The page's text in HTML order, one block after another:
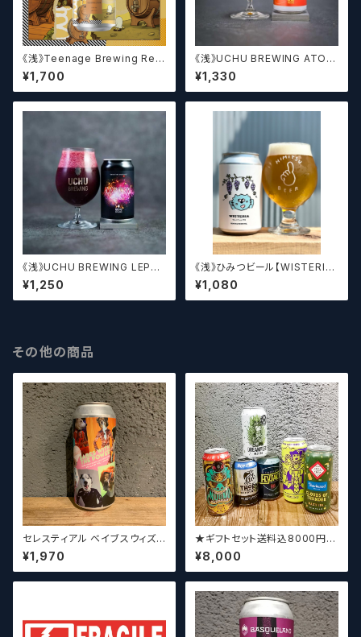
《浅》Teenage Brewing Res
urrection // レザレクション【ク
ラフトビール】
¥1,700
《浅》UCHU BREWING ATOM
MANGO【クラフトビール】
¥1,330
《浅》UCHU BREWING LEPT
ON【クラフトビール】
¥1,250
《浅》ひみつビール【WISTERIA】
／ ウィステリア
¥1,080
その他の商品
セレスティアル ベイブスウィズ
ザパワー / Celestial Beerwo
rks Babes With the Power
¥1,970
★ギフトセット送料込8000円★
（お好みに合わせて高価なビー
ルも含めて5～6本チョイスさせ
ていただきます）【クラフトビー
¥8,000